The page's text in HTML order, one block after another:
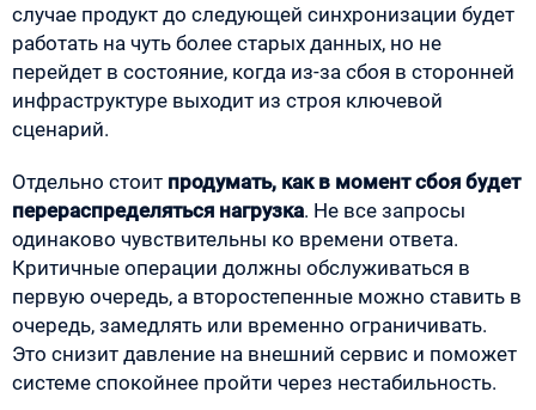
случае продукт до следующей синхронизации будет
работать на чуть более старых данных, но не
перейдет в состояние, когда из-за сбоя в сторонней
инфраструктуре выходит из строя ключевой
сценарий.
Отдельно стоит продумать, как в момент сбоя будет
перераспределяться нагрузка. Не все запросы
одинаково чувствительны ко времени ответа.
Критичные операции должны обслуживаться в
первую очередь, а второстепенные можно ставить в
очередь, замедлять или временно ограничивать.
Это снизит давление на внешний сервис и поможет
системе спокойнее пройти через нестабильность.